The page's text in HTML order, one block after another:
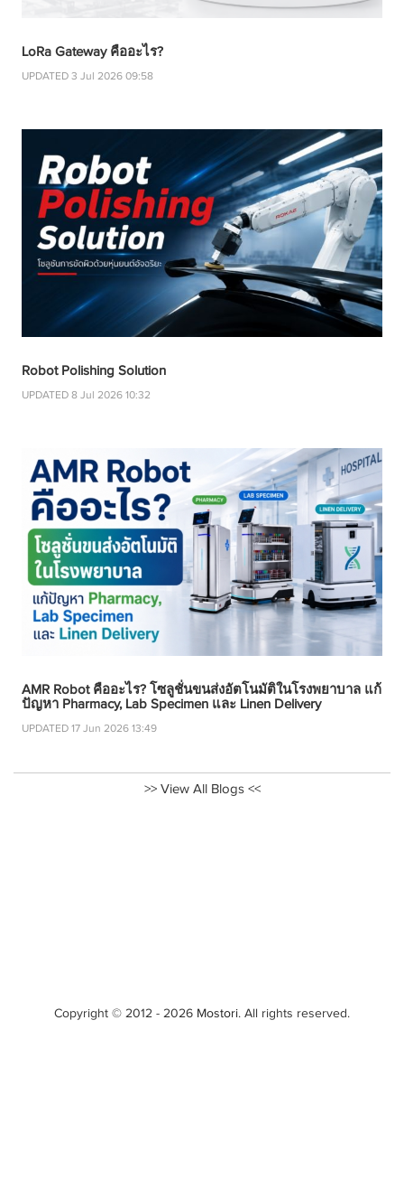
LoRa Gateway คืออะไร?
UPDATED 3 Jul 2026 09:58
Robot Polishing Solution
UPDATED 8 Jul 2026 10:32
AMR Robot คืออะไร? โซลูชั่นขนส่งอัตโนมัติในโรงพยาบาล แก้
ปัญหา Pharmacy, Lab Specimen และ Linen Delivery
UPDATED 17 Jun 2026 13:49
>> View All Blogs <<
Copyright © 2012 - 2026 Mostori. All rights reserved.